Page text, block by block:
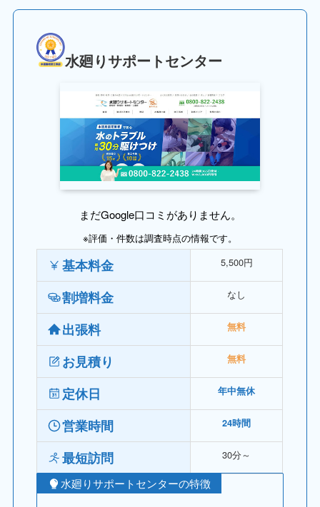
水廻りサポートセンター
まだGoogle口コミがありません。
※評価・件数は調査時点の情報です。
基本料金 5,500円
割増料金 なし
出張料 無料
お見積り 無料
定休日 年中無休
営業時間 24時間
最短訪問 30分～
水廻りサポートセンターの特徴